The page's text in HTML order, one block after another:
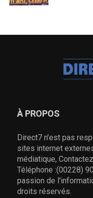
À PROPOS
Direct7 n’est pas
sites internet
médiatique,
Téléphone :(00228)
passion de
droits réservés.